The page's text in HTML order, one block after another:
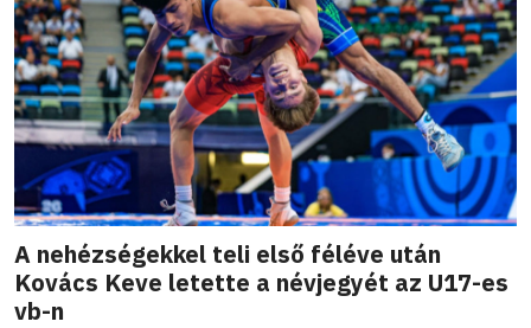
A nehézségekkel teli első féléve után
Kovács Keve letette a névjegyét az U17-es
vb-n